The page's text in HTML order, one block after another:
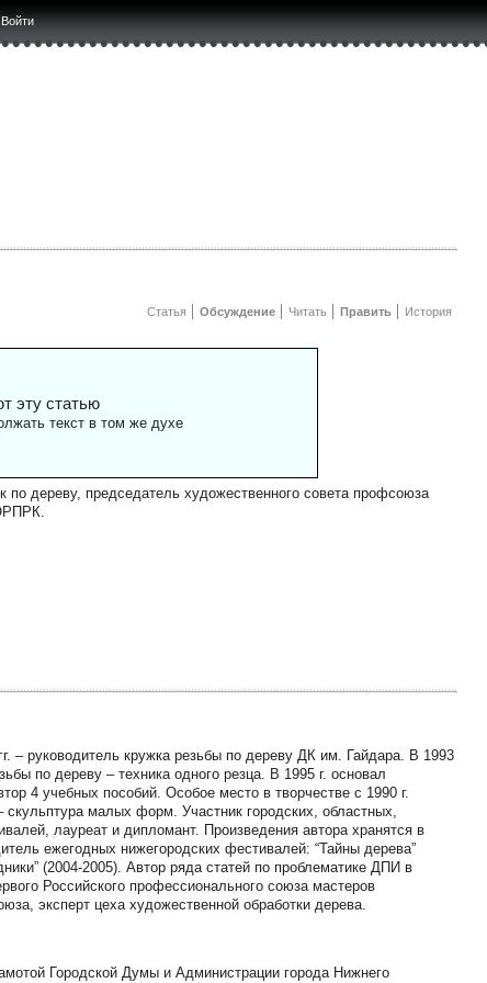
Войти
Статья Обсуждение Читать Править История
эту статью
текст в том же духе
по дереву, председатель художественного совета профсоюза
– руководитель кружка резьбы по дереву ДК им. Гайдара. В 1993
по дереву – техника одного резца. В 1995 г. основал
4 учебных пособий. Особое место в творчестве с 1990 г.
малых форм. Участник городских, областных,
лауреат и дипломант. Произведения автора хранятся в
ежегодных нижегородских фестивалей: “Тайны дерева”
(2004-2005). Автор ряда статей по проблематике ДПИ в
Российского профессионального союза мастеров
эксперт цеха художественной обработки дерева.
Городской Думы и Администрации города Нижнего